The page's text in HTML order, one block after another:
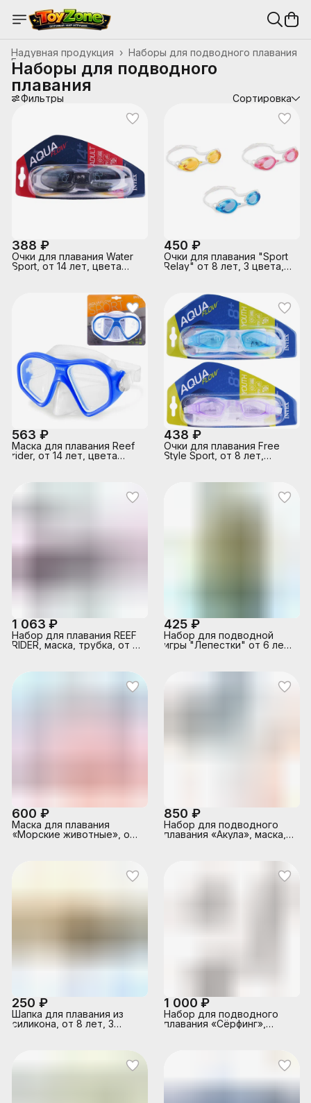
Наборы для подводного плавания
Надувная продукция ›
Главная
Наборы для подводного
плавания
Фильтры Сортировка
388 ₽
Очки для плавания Water
Sport, от 14 лет, цвета
450 ₽
Очки для плавания "Sport
Relay" от 8 лет, 3 цвета,
563 ₽
Маска для плавания Reef
rider, от 14 лет, цвета
438 ₽
Очки для плавания Free
Style Sport, от 8 лет,
1 063 ₽
Набор для плавания REEF
RIDER, маска, трубка, от 14
425 ₽
Набор для подводной
игры "Лепестки" от 6 лет,
600 ₽
Маска для плавания
«Морские животные», от
850 ₽
Набор для подводного
плавания «Акула», маска,
250 ₽
Шапка для плавания из
силикона, от 8 лет, 3
1 000 ₽
Набор для подводного
плавания «Сёрфинг»,